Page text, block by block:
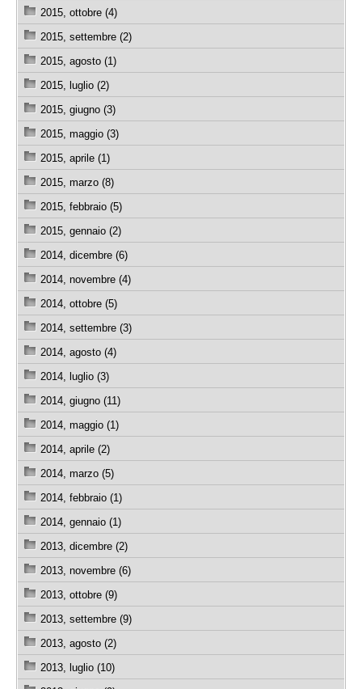
2015, ottobre (4)
2015, settembre (2)
2015, agosto (1)
2015, luglio (2)
2015, giugno (3)
2015, maggio (3)
2015, aprile (1)
2015, marzo (8)
2015, febbraio (5)
2015, gennaio (2)
2014, dicembre (6)
2014, novembre (4)
2014, ottobre (5)
2014, settembre (3)
2014, agosto (4)
2014, luglio (3)
2014, giugno (11)
2014, maggio (1)
2014, aprile (2)
2014, marzo (5)
2014, febbraio (1)
2014, gennaio (1)
2013, dicembre (2)
2013, novembre (6)
2013, ottobre (9)
2013, settembre (9)
2013, agosto (2)
2013, luglio (10)